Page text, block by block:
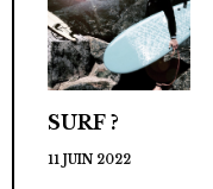
SURF ?
11 JUIN 2022